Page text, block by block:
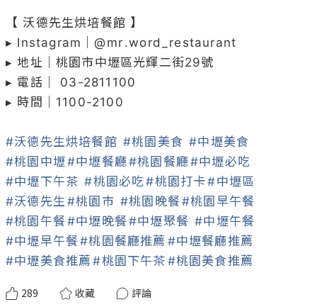
【 沃德先生烘培餐館 】
▸ Instagram｜@ mr .word_restaurant
▸ 地址｜桃園市中壢區光輝二街29號
▸ 電話｜ 03-2811100
▸ 時間｜1100-2100
#沃德先生烘培餐館 #桃園美食 #中壢美食
#桃園中壢#中壢餐廳#桃園餐廳#中壢必吃
#中壢下午茶 #桃園必吃 #桃園打卡#中壢區
#沃德先生 #桃園市 #桃園晚餐#桃園早午餐
#桃園午餐#中壢晚餐#中壢聚餐 #中壢午餐
#中壢早午餐#桃園餐廳推薦 #中壢餐廳推薦
#中壢美食推薦 #桃園下午茶 #桃園美食推薦
289 收藏
評論